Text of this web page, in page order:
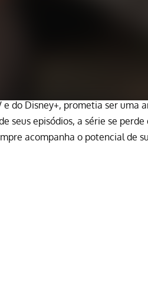
e do Disney+, prometia ser uma
seus episódios, a série se perde
acompanha o potencial de